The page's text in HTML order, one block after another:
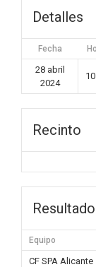
Detalles
Fecha
28 abril
2024
Recinto
Equipo
CF SPA Alicante